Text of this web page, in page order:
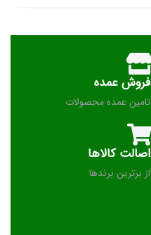
فروش عمده
تامین عمده محصولات
اصالت کالاها
از برترین برندها